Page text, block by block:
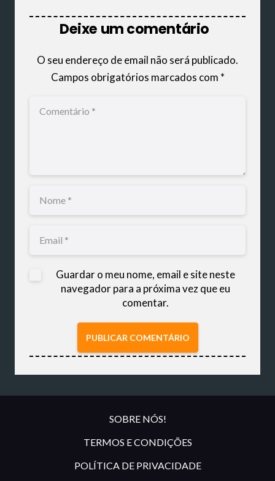
Deixe um comentário
O seu endereço de email não será publicado.
Campos obrigatórios marcados com *
Guardar o meu nome, email e site neste
navegador para a próxima vez que eu
comentar.
PUBLICAR COMENTÁRIO
SOBRE NÓS!
TERMOS E CONDIÇÕES
POLÍTICA DE PRIVACIDADE